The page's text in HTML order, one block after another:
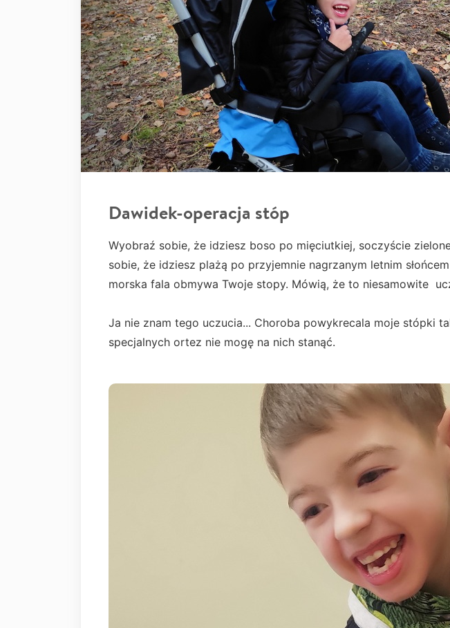
Dawidek-operacja stóp
Wyobraź sobie, że idziesz boso po mięciutkiej, soczyście
sobie, że idziesz plażą po przyjemnie nagrzanym letnim
morska fala obmywa Twoje stopy. Mówią, że to niesamowite
Ja nie znam tego uczucia... Choroba powykrecala moje stópki
specjalnych ortez nie mogę na nich stanąć.